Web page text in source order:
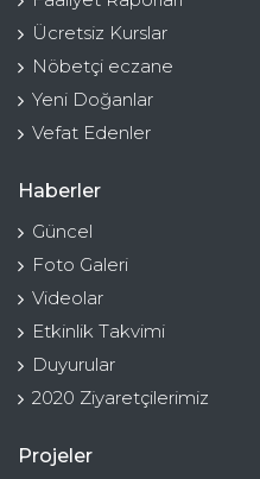
Ücretsiz Kurslar
Nöbetçi eczane
Yeni Doğanlar
Vefat Edenler
Haberler
Güncel
Foto Galeri
Videolar
Etkinlik Takvimi
Duyurular
2020 Ziyaretçilerimiz
Projeler